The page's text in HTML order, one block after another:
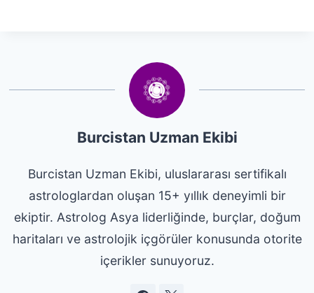
Burcistan Uzman Ekibi
Burcistan Uzman Ekibi, uluslararası sertifikalı
astrologlardan oluşan 15+ yıllık deneyimli bir
ekiptir. Astrolog Asya liderliğinde, burçlar, doğum
haritaları ve astrolojik içgörüler konusunda otorite
içerikler sunuyoruz.